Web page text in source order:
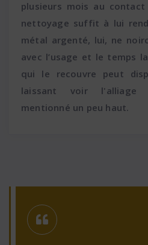
plusieurs mois au
nettoyage suffit à lui
métal argenté, lui, ne
avec l’usage et le temps
qui le recouvre peut
laissant voir l'alliage
mentionné un peu haut.